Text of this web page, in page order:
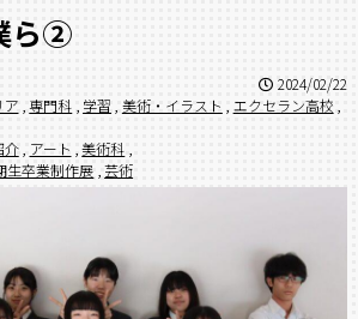
ら②
2024/02/22
ア 専門科 , 学習 美術・イラスト , エクセラン高校
介 アート ,美術科
生卒業制作展 芸術